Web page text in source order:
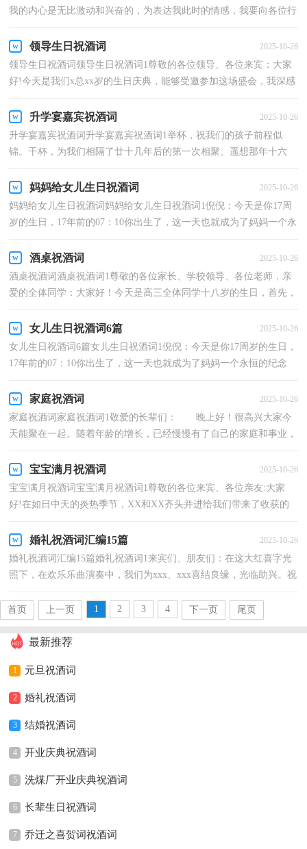
我的内心是无比激动和兴奋的，为表达我此时的情感，我要向各位行
领导生日祝酒词 2025-10-26
领导生日祝酒词领导生日祝酒词1尊敬的各位领导、各位来宾：大家
好!今天是我们x总xx岁的生日庆典，能够受邀参加这场盛会，我深感
升学宴嘉宾祝酒词 2025-10-26
升学宴嘉宾祝酒词升学宴嘉宾祝酒词1举杯，祝我们的孩子前程似
锦。干杯，为我们相隔了廿十几年后的第一次相聚。遥想那年十六
妈妈给女儿生日祝酒词 2025-10-26
妈妈给女儿生日祝酒词妈妈给女儿生日祝酒词1倪倪：今天是你17周
岁的生日，17年前的07：10你出生了，这一天也就成为了妈妈一个永
酒桌祝酒词 2025-10-26
酒桌祝酒词酒桌祝酒词1尊敬的各位家长、学校领导、各位老师，亲
爱的全体同学：大家好！今天是高三全体同学十八岁的生日，首先，
女儿生日祝酒词6篇 2025-10-26
女儿生日祝酒词6篇女儿生日祝酒词1倪倪：今天是你17周岁的生日，
17年前的07：10你出生了，这一天也就成为了妈妈一个永恒的纪念
家庭祝酒词 2025-10-26
家庭祝酒词家庭祝酒词1敬爱的长辈们： 晚上好！很高兴大家今
天能聚在一起。随着年龄的增长，已经慢慢有了自己的家庭和事业，
宝宝满月祝酒词 2025-10-26
宝宝满月祝酒词宝宝满月祝酒词1尊敬的各位来宾、各位亲友:大家
好!在如日中天的炎热季节，XX和XX齐头并进给我们带来了收获的
婚礼祝酒词汇编15篇 2025-10-26
婚礼祝酒词汇编15篇婚礼祝酒词1来宾们、朋友们：在这大红喜字光
照下，在欢乐乐曲演奏中，我们为xxx、xxx喜结良缘，光临助兴。祝
首页
上一页 1 2 3 4 下一页 尾页
最新推荐
1 元旦祝酒词
2 婚礼祝酒词
3 结婚祝酒词
4 开业庆典祝酒词
5 洗煤厂开业庆典祝酒词
6 长辈生日祝酒词
7 乔迁之喜贺词祝酒词